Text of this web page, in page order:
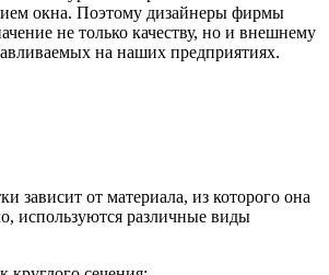
окна. Поэтому дизайнеры фирмы
не только качеству, но и внешнему
на наших предприятиях.
зависит от материала, из которого она
используются различные виды